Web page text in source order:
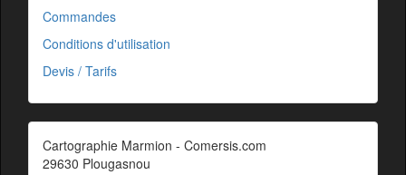
Commandes
Conditions d'utilisation
Devis / Tarifs
Cartographie Marmion - Comersis.com
29630 Plougasnou